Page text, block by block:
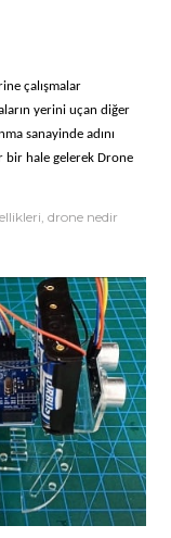
çalışmalar
yerini uçan diğer
sanayinde adını
bir hale gelerek Drone
drone nedir